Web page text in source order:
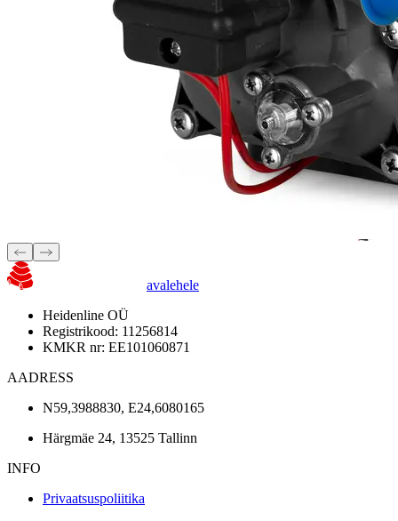
avalehele
Heidenline OÜ
Registrikood: 11256814
KMKR nr: EE101060871
AADRESS
N59,3988830, E24,6080165
Härgmäe 24, 13525 Tallinn
INFO
Privaatsuspoliitika